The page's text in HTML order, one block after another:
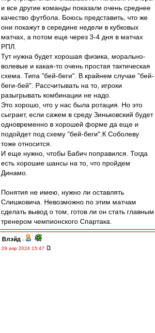
и все другие команды показали очень среднее
качество футбола. Боюсь представить, что же
они покажут в середине недели в кубковых
матчах, а потом еще через 3-4 дня в матчах
РПЛ.
Тут нужна будет хорошая физика, морально-
волевые и какая-то очень простая тактическая
схема. Типа "бей-беги". В крайнем случае "бей-
беги-бей". Рассчитывать на то, игроки
разыгрывать комбинации не надо.
Это хорошо, что у нас была ротация. Но это
сыграет, если сажем в среду Зиньковский будет
одновременно в хорошей форме да еще и
подойдет под схему "бей-беги".К Соболеву
тоже относится.
И еще нужно, чтобы Бабич поправился. Тогда
есть хорошие шансы на то, что пройдем
Динамо.
Понятия не имею, нужно ли оставлять
Слишковича. Невозможно по этим матчам
сделать вывод о том, готов ли он стать главным
тренером чемпионского Спартака.
Влэйд -
29 апр 2024 15:47